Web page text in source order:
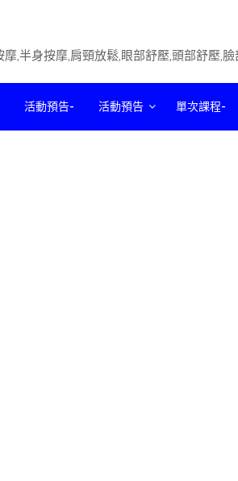
摩,半身按摩,肩頸放鬆,眼部舒壓,頭部舒壓,
活動預告- 活動預告 單次課程-